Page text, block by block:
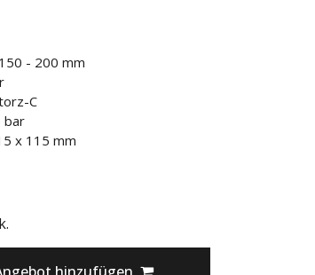
- 200 mm
C
bar
x 115 mm